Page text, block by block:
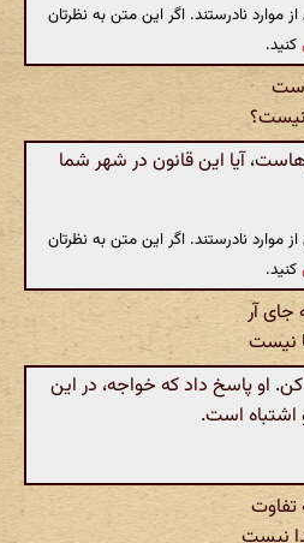
نادرستند. اگر این متن به نظرتان
کنید.
است
نیست؟
آیا این قانون در شهر شما
نادرستند. اگر این متن به نظرتان
کنید.
آر
نیست
او پاسخ داد که خواجه، در این
اشتباه است.